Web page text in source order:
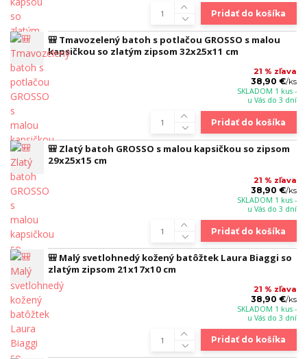
Pridať do košíka
🎒 Tmavozelený batoh s potlačou GROSSO s malou
kapsičkou so zlatým zipsom 32x25x11 cm
21 % zľava
38,90 €/ks
SKLADOM 1 kus -
u Vás do 3 dní
Pridať do košíka
🎒 Zlatý batoh GROSSO s malou kapsičkou so zipsom
29x25x15 cm
21 % zľava
38,90 €/ks
SKLADOM 1 kus -
u Vás do 3 dní
Pridať do košíka
🎒 Malý svetlohnedý kožený batôžtek Laura Biaggi so
zlatým zipsom 21x17x10 cm
21 % zľava
38,90 €/ks
SKLADOM 1 kus -
u Vás do 3 dní
Pridať do košíka